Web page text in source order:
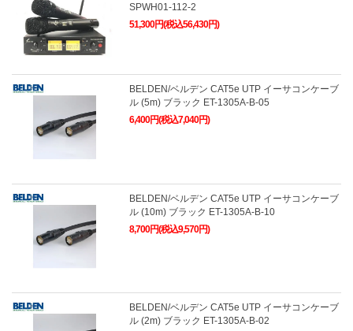
SPWH01-112-2
51,300円(税込56,430円)
BELDEN/ベルデン CAT5e UTP イーサコンケーブ
ル (5m) ブラック ET-1305A-B-05
6,400円(税込7,040円)
BELDEN/ベルデン CAT5e UTP イーサコンケーブ
ル (10m) ブラック ET-1305A-B-10
8,700円(税込9,570円)
BELDEN/ベルデン CAT5e UTP イーサコンケーブ
ル (2m) ブラック ET-1305A-B-02